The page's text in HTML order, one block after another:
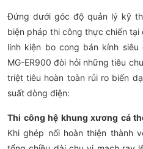
Đứng dưới góc độ quản lý kỹ
biện pháp thi công thực chiến
linh kiện bo cong bán kính siêu
MG-ER900 đòi hỏi những tiêu
triệt tiêu hoàn toàn rủi ro biến
suất dòng điện:
Thi công hệ khung xương cá
Khi ghép nối hoàn thiện thành